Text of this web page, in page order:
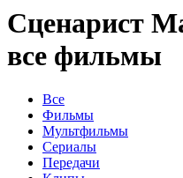
Сценарист
все фильмы
Все
Фильмы
Мультфильмы
Сериалы
Передачи